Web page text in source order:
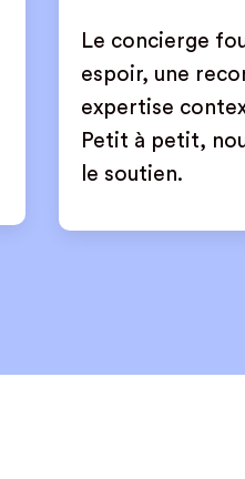
Le concierge
espoir, une
expertise
Petit à petit,
le soutien.